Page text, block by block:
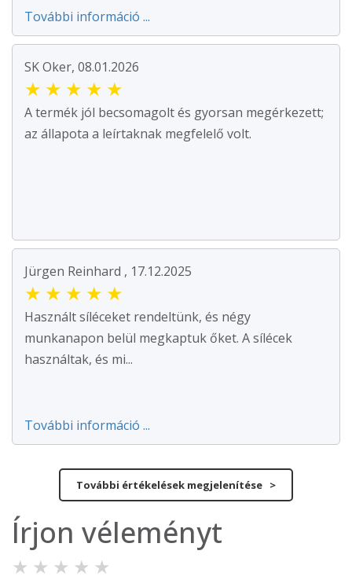
További információ ...
SK Oker, 08.01.2026
★ ★ ★ ★ ★
A termék jól becsomagolt és gyorsan megérkezett;
az állapota a leírtaknak megfelelő volt.
Jürgen Reinhard , 17.12.2025
★ ★ ★ ★ ★
Használt síléceket rendeltünk, és négy
munkanapon belül megkaptuk őket. A sílécek
használtak, és mi...
További információ ...
További értékelések megjelenítése >
Írjon véleményt
★ ★ ★ ★ ★